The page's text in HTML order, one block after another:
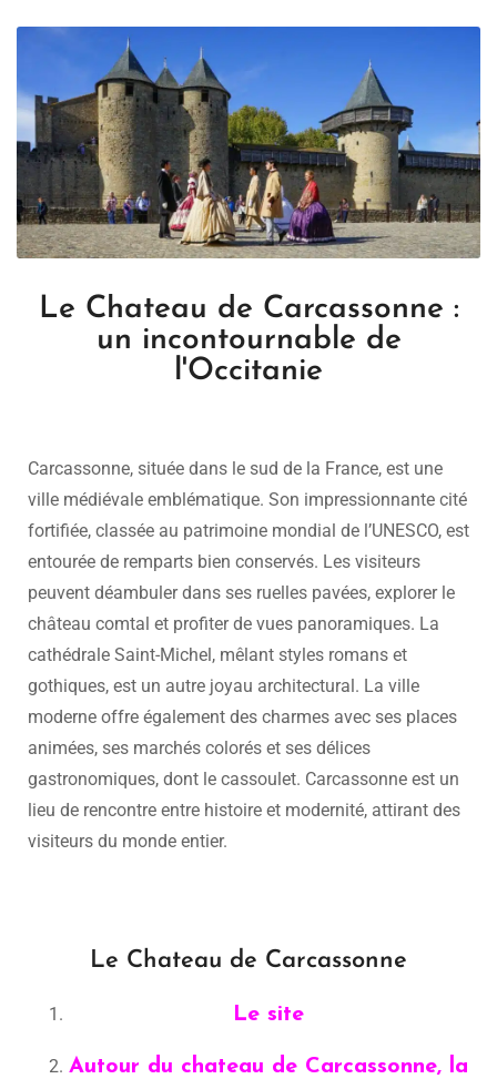
Le Chateau de Carcassonne :
un incontournable de
l'Occitanie
Carcassonne, située dans le sud de la France, est une
ville médiévale emblématique. Son impressionnante cité
fortifiée, classée au patrimoine mondial de l’UNESCO, est
entourée de remparts bien conservés. Les visiteurs
peuvent déambuler dans ses ruelles pavées, explorer le
château comtal et profiter de vues panoramiques. La
cathédrale Saint-Michel, mêlant styles romans et
gothiques, est un autre joyau architectural. La ville
moderne offre également des charmes avec ses places
animées, ses marchés colorés et ses délices
gastronomiques, dont le cassoulet. Carcassonne est un
lieu de rencontre entre histoire et modernité, attirant des
visiteurs du monde entier.
Le Chateau de Carcassonne
Le site
Autour du chateau de Carcassonne, la